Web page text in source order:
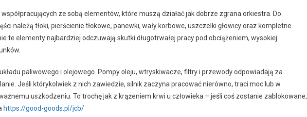
współpracujących ze sobą elementów, które muszą działać jak dobrze zgrana orkiestra. Do
należą tłoki, pierścienie tłokowe, panewki, wały korbowe, uszczelki głowicy oraz kompletne
te elementy najbardziej odczuwają skutki długotrwałej pracy pod obciążeniem, wysokiej
paliwowego i olejowego. Pompy oleju, wtryskiwacze, filtry i przewody odpowiadają za
Jeśli którykolwiek z nich zawiedzie, silnik zaczyna pracować nierówno, traci moc lub w
uszkodzeniu. To trochę jak z krążeniem krwi u człowieka – jeśli coś zostanie zablokowane,
https://good-goods.pl/jcb/